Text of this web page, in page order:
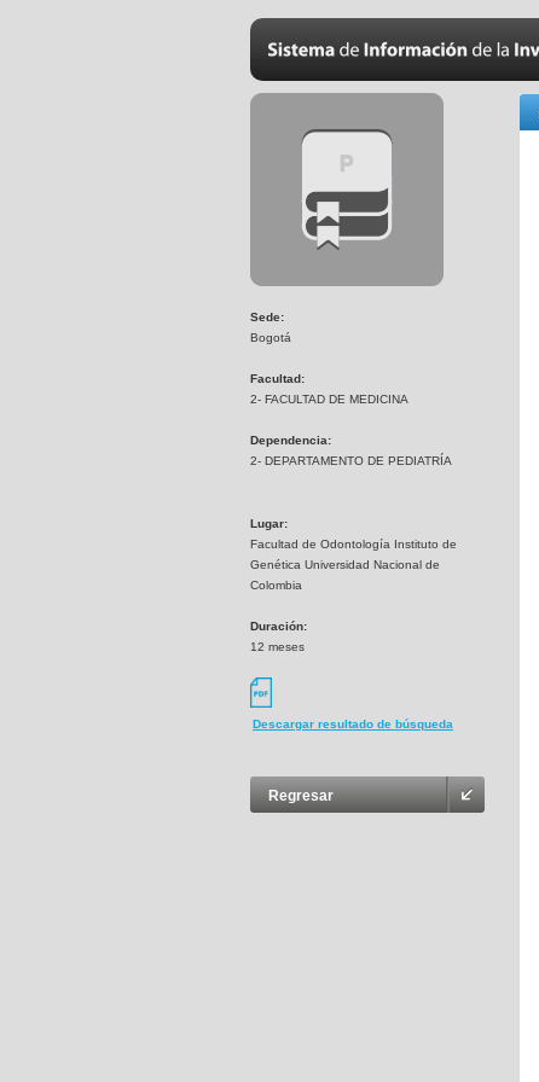
Sede:
Bogotá
Facultad:
2- FACULTAD DE MEDICINA
Dependencia:
2- DEPARTAMENTO DE PEDIATRÍA
Lugar:
Facultad de Odontología Instituto de
Genética Universidad Nacional de
Colombia
Duración:
12 meses
Descargar resultado de búsqueda
Regresar